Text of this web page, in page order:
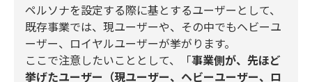
ペルソナを設定する際に基とするユーザーとして、
既存事業では、現ユーザーや、その中でもヘビーユ
ーザー、ロイヤルユーザーが挙がります。
ここで注意したいこととして、「事業側が、先ほど
挙げたユーザー（現ユーザー、ヘビーユーザー、ロ